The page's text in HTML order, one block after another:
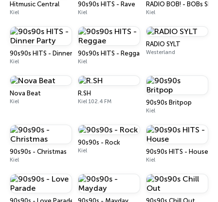
Hitmusic Central
Kiel
90s90s HITS - Rave
Kiel
RADIO BOB! - BOBs Ska
Kiel
90s90s HITS - Dinner Party
Kiel
90s90s HITS - Reggae
Kiel
RADIO SYLT
Westerland
Nova Beat
Kiel
R.SH
Kiel 102.4 FM 90s90s Britpop
Kiel
90s90s - Christmas
Kiel
90s90s - Rock
Kiel 90s90s HITS - House
Kiel